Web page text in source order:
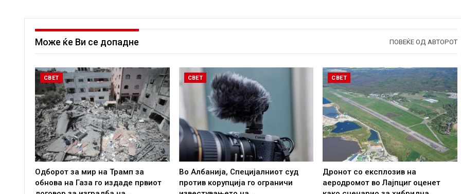
Може ќе Ви се допадне ПОВЕЌЕ ОД АВТОРОТ
СВЕТ
Одборот за мир на Трамп за
обнова на Газа го издаде првиот
СВЕТ
Во Албанија, Специјалниот суд
против корупција го ограничи
СВЕТ
Дронот со експлозив на
аеродромот во Лајпциг оценет